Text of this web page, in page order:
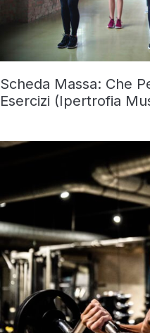
Scheda Massa: Che
Esercizi (Ipertrofia